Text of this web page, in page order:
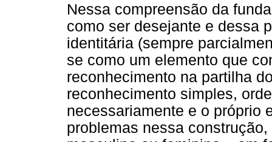
Nessa compreensão da
como ser desejante e dessa
identitária (sempre
se como um elemento que
reconhecimento na partilha
reconhecimento simples,
necessariamente e o próprio
problemas nessa